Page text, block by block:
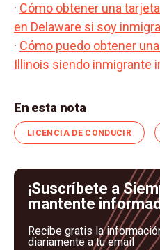
· Cómo obtener una
en Delaware si soy
· Cómo puedo obtener
Illinois siendo inmigrante
En esta nota
LICENCIA DE CONDUCIR
¡Suscríbete a
mantente
Recibe gratis la
diariamente a tu email